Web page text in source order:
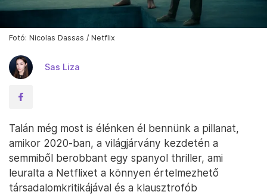
Fotó: Nicolas Dassas / Netflix
Sas Liza
Talán még most is élénken él bennünk a pillanat,
amikor 2020-ban, a világjárvány kezdetén a
semmiből berobbant egy spanyol thriller, ami
leuralta a Netflixet a könnyen értelmezhető
társadalomkritikájával és a klausztrofób